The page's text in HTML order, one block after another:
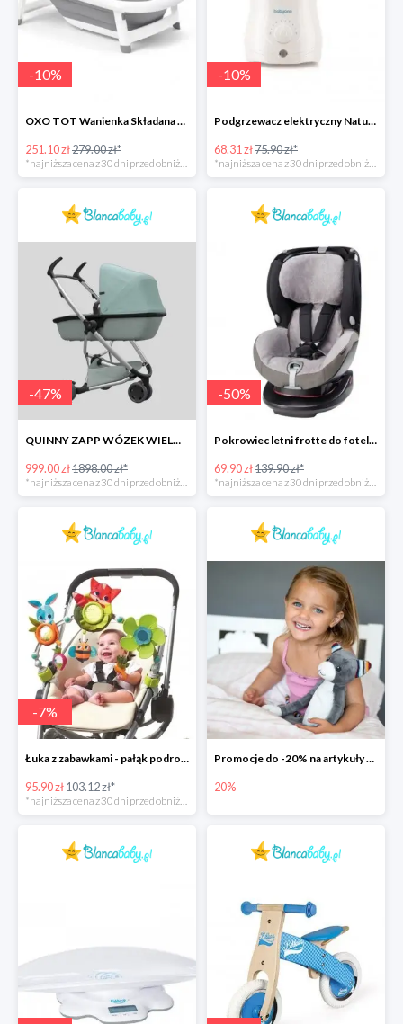
-10%
OXO TOT Wanienka Składana dla Niemowląt
251.10 zł279.00 zł*
*najniższa cena z 30 dni przed obniżką
-10%
Podgrzewacz elektryczny Natural Nursing Babyono
68.31 zł75.90 zł*
*najniższa cena z 30 dni przed obniżką
-47%
QUINNY ZAPP WÓZEK WIELOFUNKCYJNY 2W1
999.00 zł1898.00 zł*
-50%
Pokrowiec letni frotte do fotelika RUBI COOL -50%
69.90 zł139.90 zł*
-7%
Łuka z zabawkami - pałąk podrożny -7%
95.90 zł103.12 zł*
Promocje do -20% na artykuły dla dzieci w Blancababy.pl
20%